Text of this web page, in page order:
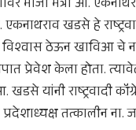
माजी मंत्री आ.
खडसे हे
ठेऊन खाविआ चे
प्रेवेश केला होता.
यांनी राष्ट्रवादी
तत्कालीन ना.